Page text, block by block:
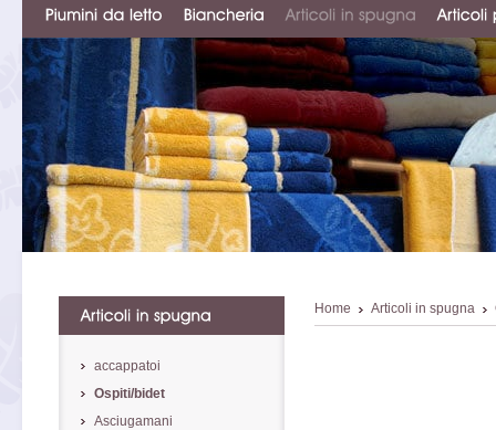
Home Articoli in spugna
accappatoi
Ospiti/bidet
Asciugamani